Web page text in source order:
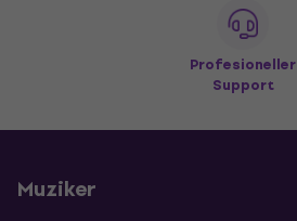
Profesioneller
Support
Muziker